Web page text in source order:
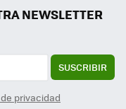
NEWSLETTER
SUSCRIBIR
privacidad